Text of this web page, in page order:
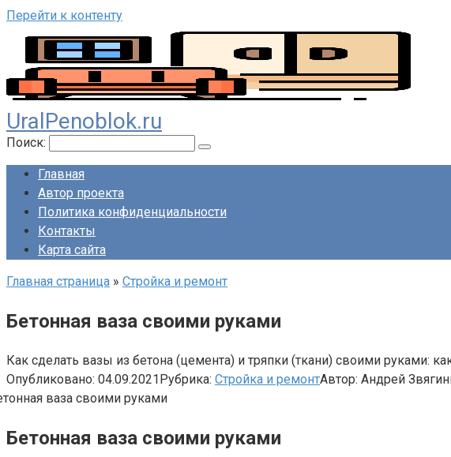
Перейти к контенту
UralPenoblok.ru
Поиск:
Главная
Автор проекта
Политика конфиденциальности
Контакты
Карта сайта
Главная страница » Стройка и ремонт
Бетонная ваза своими руками
Как сделать вазы из бетона (цемента) и тряпки (ткани) своими руками:
Опубликовано: 04.09.2021Рубрика: Стройка и ремонтАвтор: Андрей
Бетонная ваза своими руками